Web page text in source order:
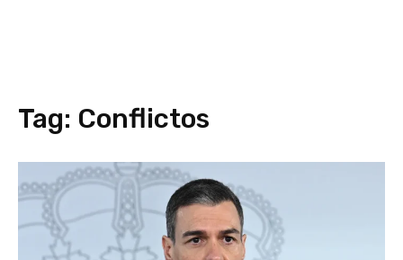
Tag: Conflictos